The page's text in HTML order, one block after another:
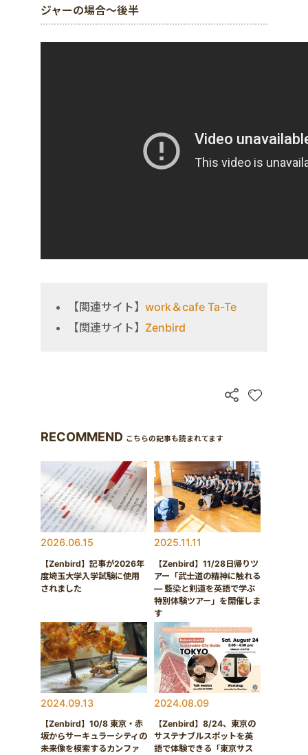
ジャーの場合～後半
【関連サイト】 work＆cafe Ta-Te
【関連サイト】 Zenbird
RECOMMEND こちらの記事も読まれてます
2026.06.15
【Zenbird】記事が2026年
度埼玉大学入学試験に使用
されました
2025.11.11
【Zenbird】11/28日帰りツ
アー「武士道の精神に触れる
― 藍染と剣道を英語で学ぶ
特別体験ツアー」を開催しま
す
2024.09.13
【Zenbird】10/8 東京・赤
坂からサーキュラーシティの
未来像を模索するカンファ
2024.08.09
【Zenbird】8/24、東京の
サステナブルスポットを英
語で体験できる「東京サス